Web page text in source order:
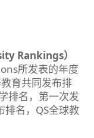
Rankings）
所发表的年度
育共同发布排
排名，第一次发
名，QS全球教